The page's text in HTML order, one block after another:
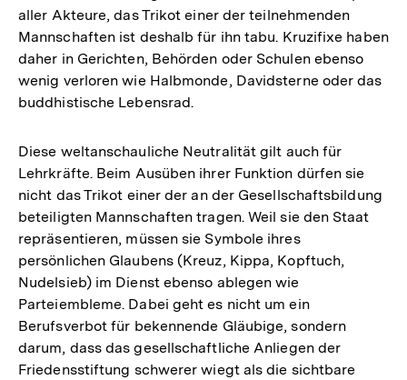
aller Akteure, das Trikot einer der teilnehmenden
Mannschaften ist deshalb für ihn tabu. Kruzifixe haben
daher in Gerichten, Behörden oder Schulen ebenso
wenig verloren wie Halbmonde, Davidsterne oder das
buddhistische Lebensrad.
Diese weltanschauliche Neutralität gilt auch für
Lehrkräfte. Beim Ausüben ihrer Funktion dürfen sie
nicht das Trikot einer der an der Gesellschaftsbildung
beteiligten Mannschaften tragen. Weil sie den Staat
repräsentieren, müssen sie Symbole ihres
persönlichen Glaubens (Kreuz, Kippa, Kopftuch,
Nudelsieb) im Dienst ebenso ablegen wie
Parteiembleme. Dabei geht es nicht um ein
Berufsverbot für bekennende Gläubige, sondern
darum, dass das gesellschaftliche Anliegen der
Friedensstiftung schwerer wiegt als die sichtbare